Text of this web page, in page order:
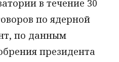
в течение 30
по ядерной
по данным
президента